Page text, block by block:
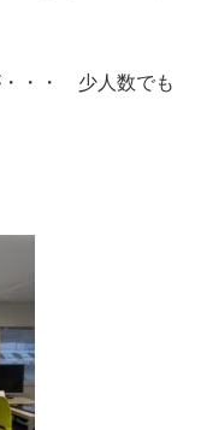
・・ 少人数でも